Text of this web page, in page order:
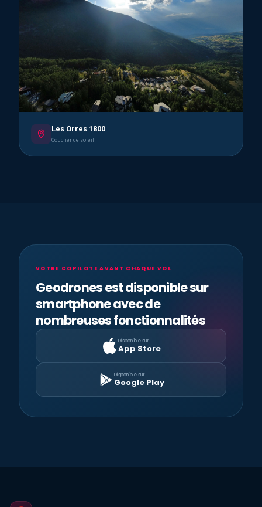
Les Orres 1800
Coucher de soleil
VOTRE COPILOTE AVANT CHAQUE VOL
Geodrones est disponible sur
smartphone avec de
nombreuses fonctionnalités
Disponible sur
App Store
Disponible sur
Google Play